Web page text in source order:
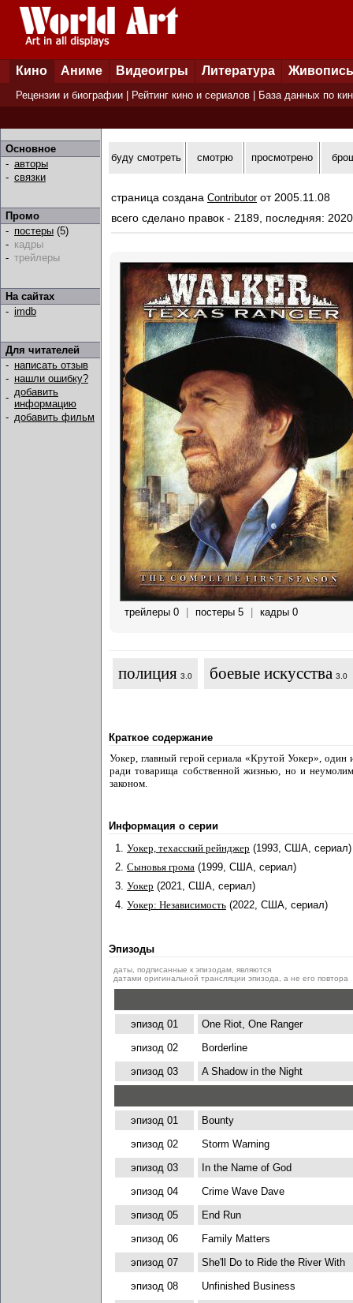
Кино Аниме Видеоигры Литература Живопись
Рецензии и биографии Рейтинг кино и сериалов База данных по
Основное
- авторы
- связки
Промо
- постеры (5)
- кадры
- трейлеры
На сайтах
- imdb
Для читателей
- написать отзыв
- нашли ошибку?
- добавить
информацию
- добавить фильм
буду смотреть смотрю просмотрено
страница создана Contributorот 2005.11.08
всего сделано правок - 2189, последняя:
трейлеры 0 постеры 5 кадры 0
полиция 3.0 боевые искусства 3.0
Краткое содержание
Уокер, главный герой сериала «Крутой Уокер», один
ради товарища собственной жизнью, но и
законом.
Информация о серии
1. Уокер, техасский рейнджер (1993, США, сериал)
2. Сыновья грома (1999, США, сериал)
3. Уокер (2021, США, сериал)
4. Уокер: Независимость (2022, США, сериал)
Эпизоды
даты, подписанные к эпизодам, являются
датами оригинальной трансляции эпизода, а не его повтора
эпизод 01
One Riot, One Ranger
эпизод 02
Borderline
эпизод 03
A Shadow in the Night
эпизод 01
Bounty
эпизод 02
Storm Warning
эпизод 03
In the Name of God
эпизод 04
Crime Wave Dave
эпизод 05
End Run
эпизод 06
Family Matters
эпизод 07
She'll Do to Ride the River With
эпизод 08
Unfinished Business